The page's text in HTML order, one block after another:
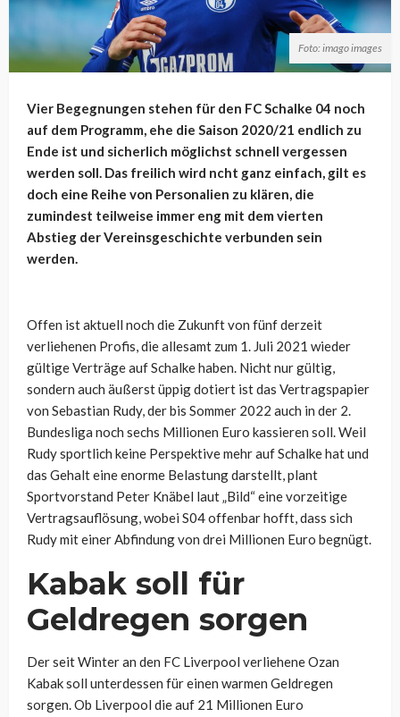
Foto: imago images
Vier Begegnungen stehen für den FC Schalke 04 noch
auf dem Programm, ehe die Saison 2020/21 endlich zu
Ende ist und sicherlich möglichst schnell vergessen
werden soll. Das freilich wird ncht ganz einfach, gilt es
doch eine Reihe von Personalien zu klären, die
zumindest teilweise immer eng mit dem vierten
Abstieg der Vereinsgeschichte verbunden sein
werden.
Offen ist aktuell noch die Zukunft von fünf derzeit
verliehenen Profis, die allesamt zum 1. Juli 2021 wieder
gültige Verträge auf Schalke haben. Nicht nur gültig,
sondern auch äußerst üppig dotiert ist das Vertragspapier
von Sebastian Rudy, der bis Sommer 2022 auch in der 2.
Bundesliga noch sechs Millionen Euro kassieren soll. Weil
Rudy sportlich keine Perspektive mehr auf Schalke hat und
das Gehalt eine enorme Belastung darstellt, plant
Sportvorstand Peter Knäbel laut „Bild“ eine vorzeitige
Vertragsauflösung, wobei S04 offenbar hofft, dass sich
Rudy mit einer Abfindung von drei Millionen Euro begnügt.
Kabak soll für
Geldregen sorgen
Der seit Winter an den FC Liverpool verliehene Ozan
Kabak soll unterdessen für einen warmen Geldregen
sorgen. Ob Liverpool die auf 21 Millionen Euro